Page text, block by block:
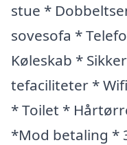
stue *
sovesofa *
Køleskab *
tefaciliteter *
* Toilet *
*Mod betaling *